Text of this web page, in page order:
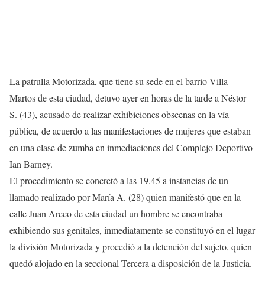
La patrulla Motorizada, que tiene su sede en el barrio Villa
Martos de esta ciudad, detuvo ayer en horas de la tarde a Néstor
S. (43), acusado de realizar exhibiciones obscenas en la vía
pública, de acuerdo a las manifestaciones de mujeres que estaban
en una clase de zumba en inmediaciones del Complejo Deportivo
Ian Barney.
El procedimiento se concretó a las 19.45 a instancias de un
llamado realizado por María A. (28) quien manifestó que en la
calle Juan Areco de esta ciudad un hombre se encontraba
exhibiendo sus genitales, inmediatamente se constituyó en el lugar
la división Motorizada y procedió a la detención del sujeto, quien
quedó alojado en la seccional Tercera a disposición de la Justicia.